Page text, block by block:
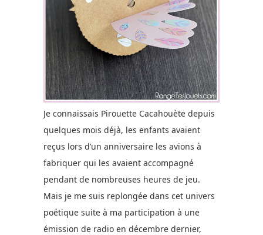
Je connaissais Pirouette Cacahouète depuis
quelques mois déjà, les enfants avaient
reçus lors d’un anniversaire les avions à
fabriquer qui les avaient accompagné
pendant de nombreuses heures de jeu.
Mais je me suis replongée dans cet univers
poétique suite à ma participation à une
émission de radio en décembre dernier,